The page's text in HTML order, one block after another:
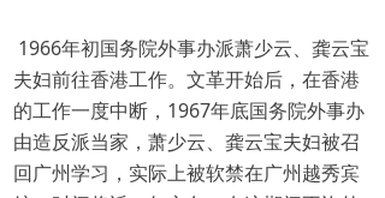
1966年初国务院外事办派萧少云、龚云宝
夫妇前往香港工作。文革开始后，在香港
的工作一度中断，1967年底国务院外事办
由造反派当家，萧少云、龚云宝夫妇被召
回广州学习，实际上被软禁在广州越秀宾